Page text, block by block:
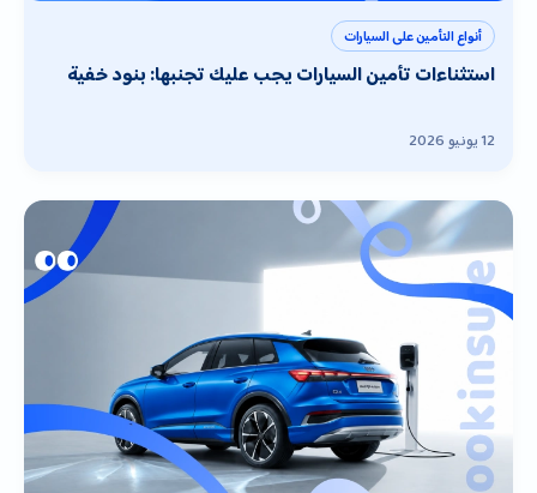
أنواع التأمين على السيارات
استثناءات تأمين السيارات يجب عليك تجنبها: بنود خفية
12 يونيو 2026